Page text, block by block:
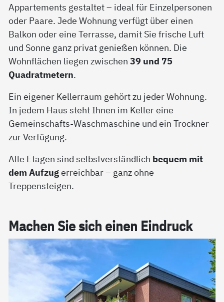
Appartements gestaltet – ideal für Einzelpersonen
oder Paare. Jede Wohnung verfügt über einen
Balkon oder eine Terrasse, damit Sie frische Luft
und Sonne ganz privat genießen können. Die
Wohnflächen liegen zwischen39 und 75
Quadratmetern.
Ein eigener Kellerraum gehört zu jeder Wohnung.
In jedem Haus steht Ihnen im Keller eine
Gemeinschafts-Waschmaschine und ein Trockner
zur Verfügung.
Alle Etagen sind selbstverständlich bequem mit
dem Aufzugerreichbar – ganz ohne
Treppensteigen.
Ma­chen Sie sich ei­nen Ein­druck